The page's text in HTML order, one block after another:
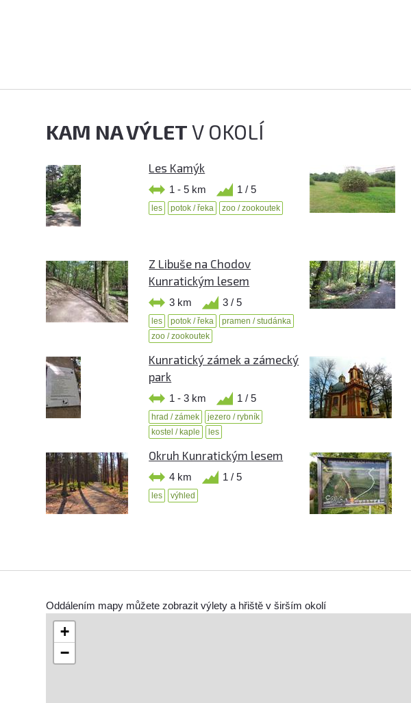
KAM NA VÝLETV OKOLÍ
Les Kamýk
1 - 5 km 1 / 5
les potok / řeka zoo / zookoutek
Z Libuše na Chodov
Kunratickým lesem
3 km 3 / 5
les potok / řeka
pramen / studánka
zoo / zookoutek
Kunratický zámek a zámecký
park
1 - 3 km 1 / 5
hrad / zámek
jezero / rybník
kostel / kaple
les
Okruh Kunratickým lesem
4 km 1 / 5
les výhled
Oddálením mapy můžete zobrazit výlety a hřiště v širším okolí
+
−